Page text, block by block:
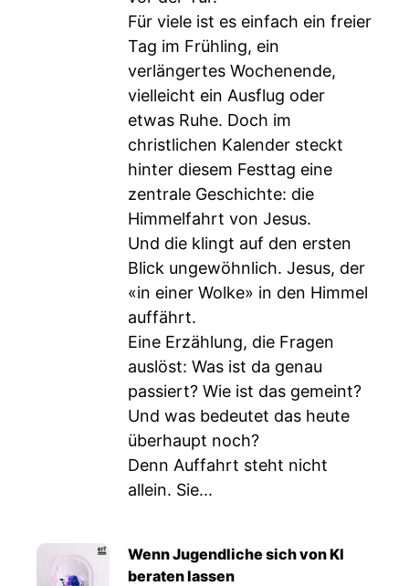
Für viele ist es einfach ein freier
Tag im Frühling, ein
verlängertes Wochenende,
vielleicht ein Ausflug oder
etwas Ruhe. Doch im
christlichen Kalender steckt
hinter diesem Festtag eine
zentrale Geschichte: die
Himmelfahrt von Jesus.
Und die klingt auf den ersten
Blick ungewöhnlich. Jesus, der
«in einer Wolke» in den Himmel
auffährt.
Eine Erzählung, die Fragen
auslöst: Was ist da genau
passiert? Wie ist das gemeint?
Und was bedeutet das heute
überhaupt noch?
Denn Auffahrt steht nicht
allein. Sie...
Wenn Jugendliche sich von KI
beraten lassen